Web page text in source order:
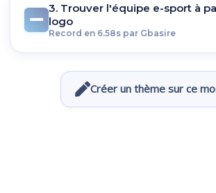
3. Trouver l'équipe e-sport à
logo
Record en 6.58s par Gbasire
Créer un thème sur ce